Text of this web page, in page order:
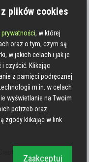
plików cookies
prywatności, w której
oraz o tym, czym są
w jakich celach i jak je
i czyścić. Klikając
z pamięci podręcznej
m.in. w celach
wyświetlanie na Twoim
potrzeb oraz
zgody klikając w link
Zaakceptuj